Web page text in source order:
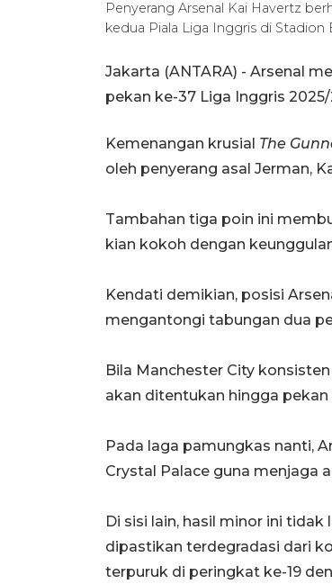
Penyerang Arsenal Kai Havertz
kedua Piala Liga Inggris di Stadion
Jakarta (ANTARA) - Arsenal
pekan ke-37 Liga Inggris
Kemenangan krusial The
oleh penyerang asal Jerman,
Tambahan tiga poin ini
kian kokoh dengan
Kendati demikian, posisi
mengantongi tabungan dua
Bila Manchester City
akan ditentukan hingga pekan
Pada laga pamungkas nanti,
Crystal Palace guna menjaga
Di sisi lain, hasil minor ini
dipastikan terdegradasi dari
terpuruk di peringkat ke-19